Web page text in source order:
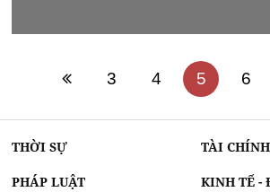
3 4 5 6
THỜI SỰ TÀI
PHÁP LUẬT KINH TẾ -